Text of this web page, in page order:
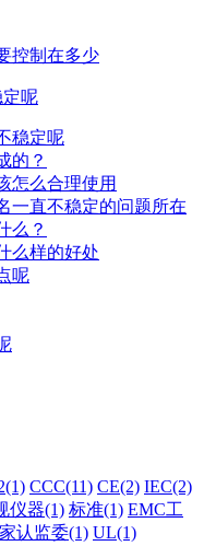
控制在多少
呢
稳定呢
的？
怎么合理使用
一直不稳定的问题所在
么？
么样的好处
呢
CCC(11) CE(2) IEC(2)
仪器(1) 标准(1) EMC工
认监委(1) UL(1)